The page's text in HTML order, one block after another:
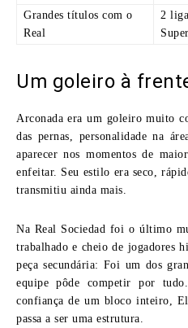
Grandes títulos com o
Real
2
Um goleiro à
Arconada era um goleiro muito
das pernas, personalidade na
aparecer nos momentos de
enfeitar. Seu estilo era seco,
transmitiu ainda mais.
Na Real Sociedad foi o último
trabalhado e cheio de jogadores
peça secundária: Foi um dos
equipe pôde competir por
confiança de um bloco inteiro,
passa a ser uma estrutura.